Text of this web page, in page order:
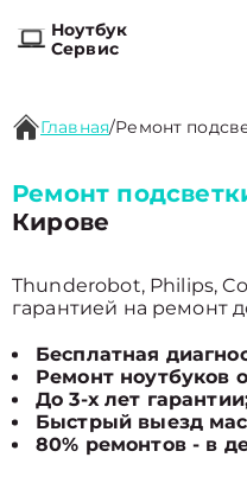
Ноутбук
Сервис
Главная/Ремонт
Ремонт
Кирове
Thunderobot, Philips,
гарантией на ремонт
Бесплатная
Ремонт ноутбуков
До 3-х лет
Быстрый выезд
80% ремонтов - в